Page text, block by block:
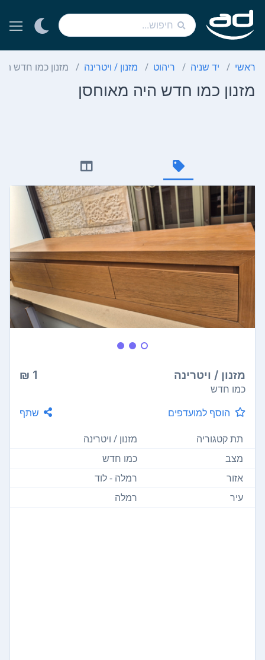
ראשי יד שניה ריהוט מזנון / ויטרינה מזנון כמו חדש
מזנון כמו חדש היה מאוחסן
מזנון / ויטרינה 1 ₪
כמו חדש
הוסף למועדפים
שתף
תת קטגוריה
מזנון / ויטרינה
מצב
כמו חדש
אזור
רמלה - לוד
עיר
רמלה